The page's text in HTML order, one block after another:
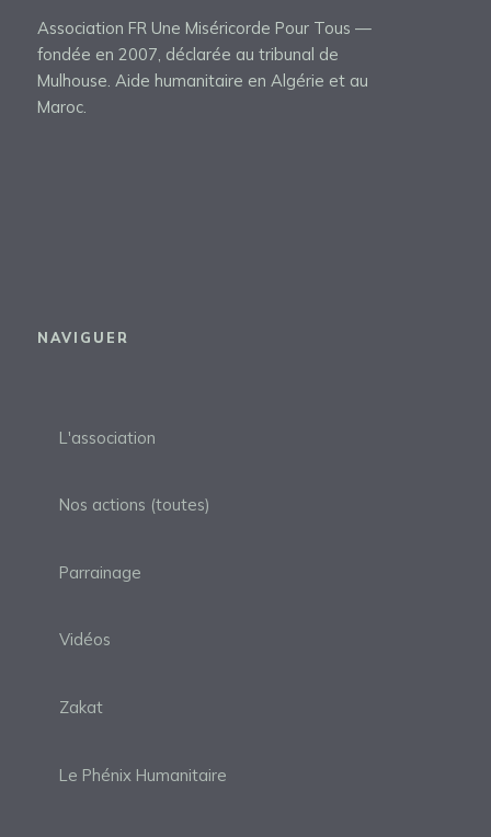
Association FR Une Miséricorde Pour Tous —
fondée en 2007, déclarée au tribunal de
Mulhouse. Aide humanitaire en Algérie et au
Maroc.
NAVIGUER
L'association
Nos actions (toutes)
Parrainage
Vidéos
Zakat
Le Phénix Humanitaire